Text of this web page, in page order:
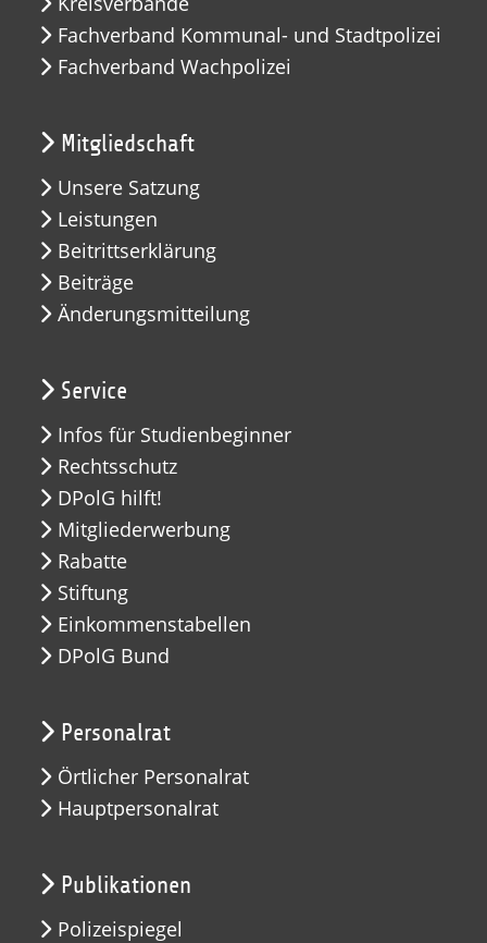
Fachverband Kommunal- und Stadtpolizei
Fachverband Wachpolizei
Mitgliedschaft
Unsere Satzung
Leistungen
Beitrittserklärung
Beiträge
Änderungsmitteilung
Service
Infos für Studienbeginner
Rechtsschutz
DPolG hilft!
Mitgliederwerbung
Rabatte
Stiftung
Einkommenstabellen
DPolG Bund
Personalrat
Örtlicher Personalrat
Hauptpersonalrat
Publikationen
Polizeispiegel